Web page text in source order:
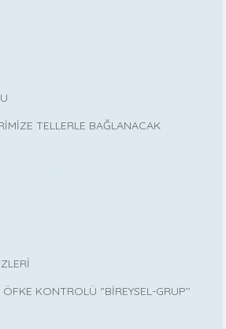
TELLERLE BAĞLANACAK
KONTROLÜ ‘’BİREYSEL-GRUP’’